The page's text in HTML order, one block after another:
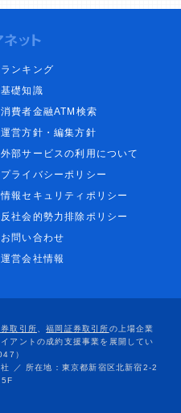
ランキング
基礎知識
消費者金融ATM検索
運営方針・編集方針
外部サービスの利用について
プライバシーポリシー
情報セキュリティポリシー
反社会的勢力排除ポリシー
お問い合わせ
運営会社情報